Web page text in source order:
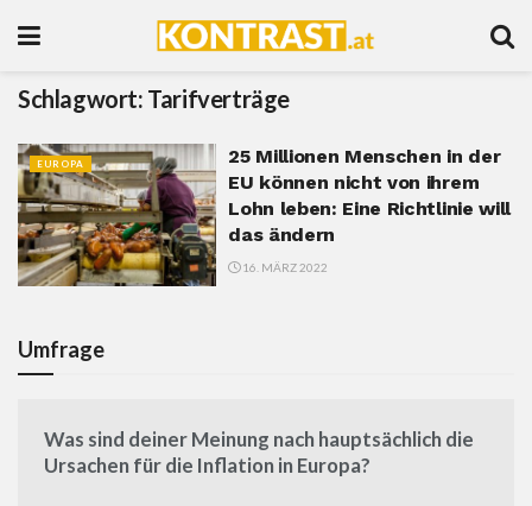
Schlagwort: Tarifverträge
EUROPA
25 Millionen Menschen in der
EU können nicht von ihrem
Lohn leben: Eine Richtlinie will
das ändern
16. MÄRZ 2022
Umfrage
Was sind deiner Meinung nach hauptsächlich die
Ursachen für die Inflation in Europa?